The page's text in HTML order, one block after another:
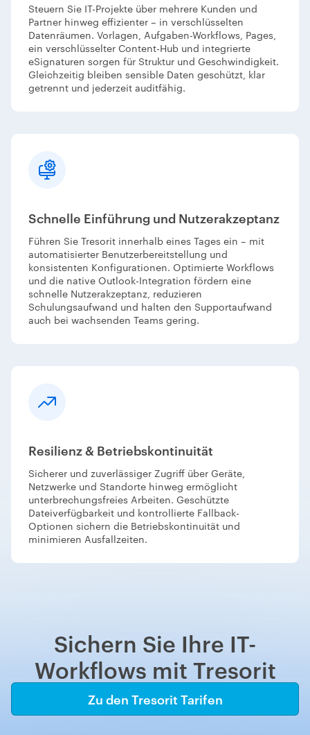
Steuern Sie IT-Projekte über mehrere Kunden und
Partner hinweg effizienter – in verschlüsselten
Datenräumen. Vorlagen, Aufgaben-Workflows, Pages,
ein verschlüsselter Content-Hub und integrierte
eSignaturen sorgen für Struktur und Geschwindigkeit.
Gleichzeitig bleiben sensible Daten geschützt, klar
getrennt und jederzeit auditfähig.
Schnelle Einführung und Nutzerakzeptanz
Führen Sie Tresorit innerhalb eines Tages ein – mit
automatisierter Benutzerbereitstellung und
konsistenten Konfigurationen. Optimierte Workflows
und die native Outlook-Integration fördern eine
schnelle Nutzerakzeptanz, reduzieren
Schulungsaufwand und halten den Supportaufwand
auch bei wachsenden Teams gering.
Resilienz & Betriebskontinuität
Sicherer und zuverlässiger Zugriff über Geräte,
Netzwerke und Standorte hinweg ermöglicht
unterbrechungsfreies Arbeiten. Geschützte
Dateiverfügbarkeit und kontrollierte Fallback-
Optionen sichern die Betriebskontinuität und
minimieren Ausfallzeiten.
Sichern Sie Ihre IT-
Workflows mit Tresorit
Zu den Tresorit Tarifen